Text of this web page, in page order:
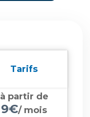
Tarifs
à partir de
9€/ mois